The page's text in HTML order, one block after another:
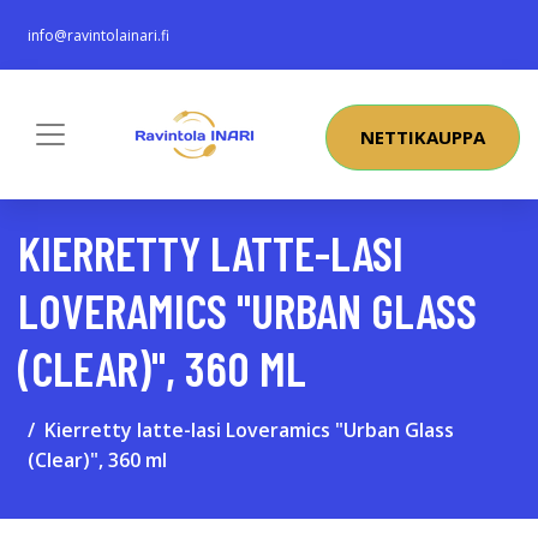
info@ravintolainari.fi
NETTIKAUPPA
KIERRETTY LATTE-LASI
LOVERAMICS "URBAN GLASS
(CLEAR)", 360 ML
Kierretty latte-lasi Loveramics "Urban Glass
(Clear)", 360 ml